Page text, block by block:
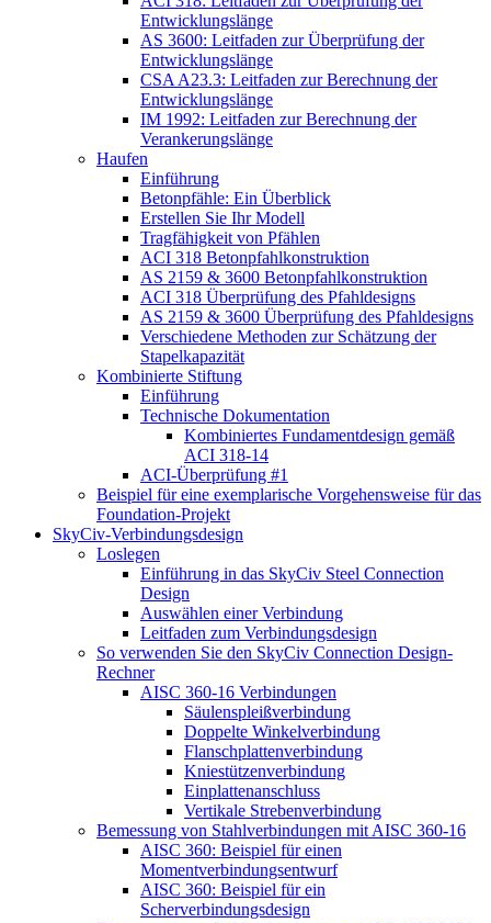
Entwicklungslänge
AS 3600: Leitfaden zur Überprüfung der
Entwicklungslänge
CSA A23.3: Leitfaden zur Berechnung der
Entwicklungslänge
IM 1992: Leitfaden zur Berechnung der
Verankerungslänge
Haufen
Einführung
Betonpfähle: Ein Überblick
Erstellen Sie Ihr Modell
Tragfähigkeit von Pfählen
ACI 318 Betonpfahlkonstruktion
AS 2159 & 3600 Betonpfahlkonstruktion
ACI 318 Überprüfung des Pfahldesigns
AS 2159 & 3600 Überprüfung des Pfahldesigns
Verschiedene Methoden zur Schätzung der
Stapelkapazität
Kombinierte Stiftung
Einführung
Technische Dokumentation
Kombiniertes Fundamentdesign gemäß
ACI 318-14
ACI-Überprüfung #1
Beispiel für eine exemplarische Vorgehensweise für das
Foundation-Projekt
SkyCiv-Verbindungsdesign
Loslegen
Einführung in das SkyCiv Steel Connection
Design
Auswählen einer Verbindung
Leitfaden zum Verbindungsdesign
So verwenden Sie den SkyCiv Connection Design-
Rechner
AISC 360-16 Verbindungen
Säulenspleißverbindung
Doppelte Winkelverbindung
Flanschplattenverbindung
Kniestützenverbindung
Einplattenanschluss
Vertikale Strebenverbindung
Bemessung von Stahlverbindungen mit AISC 360-16
AISC 360: Beispiel für einen
Momentverbindungsentwurf
AISC 360: Beispiel für ein
Scherverbindungsdesign